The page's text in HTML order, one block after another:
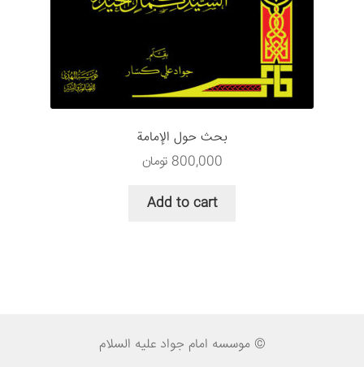
بحث حول الإمامة
800,000 تومان
Add to cart
© موسسه امام جواد علیه السلام